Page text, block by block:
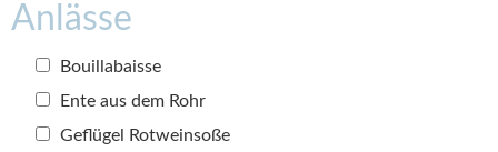
Anlässe
Bouillabaisse
Ente aus dem Rohr
Geflügel Rotweinsoße